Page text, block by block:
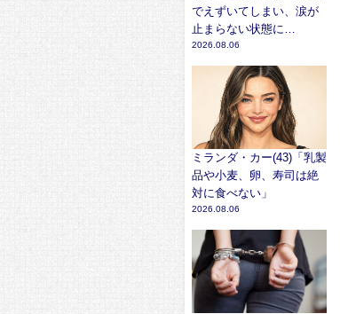
でえずいてしまい、涙が
止まらない状態に…
2026.08.06
ミランダ・カー(43)「乳製
品や小麦、卵、寿司は絶
対に食べない」
2026.08.06